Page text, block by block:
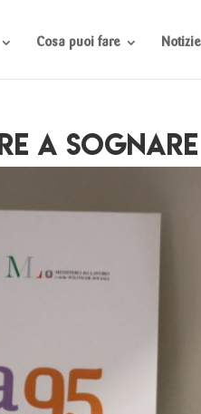
Cosa puoi fare Notizie
a sognare